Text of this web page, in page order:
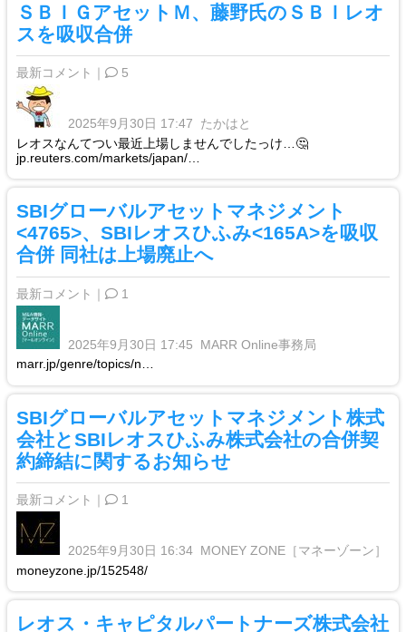
ＳＢＩＧアセットＭ、藤野氏のＳＢＩレオ
スを吸収合併
最新コメント｜ 5
2025年9月30日 17:47
たかはと
レオスなんてつい最近上場しませんでしたっけ…🤔
jp.reuters.com/markets/japan/…
SBIグローバルアセットマネジメント
<4765>、SBIレオスひふみ<165A>を吸収
合併 同社は上場廃止へ
最新コメント｜ 1
2025年9月30日 17:45
MARR Online事務局
marr.jp/genre/topics/n…
SBIグローバルアセットマネジメント株式
会社とSBIレオスひふみ株式会社の合併契
約締結に関するお知らせ
最新コメント｜ 1
2025年9月30日 16:34 MONEY ZONE［マネーゾーン］
moneyzone.jp/152548/
レオス・キャピタルパートナーズ株式会社